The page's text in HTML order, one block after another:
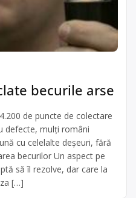
becurile arse
de puncte de colectare
defecte, mulţi români
cu celelalte deşeuri, fără
becurilor Un aspect pe
să îl rezolve, dar care la
[…]